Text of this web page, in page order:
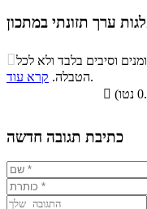
ערך תזונתי במתכון
ערך תזונתי במתכון
סיבים
תזונתיים
שומנים חלבונים
9.1%
וסיבים בלבד ולא לכל
הטבלה. קרא עוד
.

כתיבת תגובה חדשה